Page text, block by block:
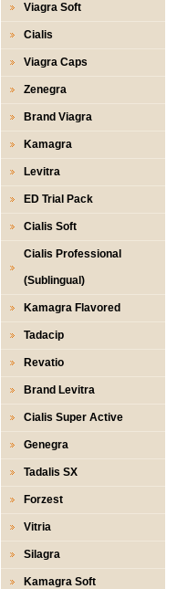
Viagra Soft
Cialis
Viagra Caps
Zenegra
Brand Viagra
Kamagra
Levitra
ED Trial Pack
Cialis Soft
Cialis Professional
(Sublingual)
Kamagra Flavored
Tadacip
Revatio
Brand Levitra
Cialis Super Active
Genegra
Tadalis SX
Forzest
Vitria
Silagra
Kamagra Soft